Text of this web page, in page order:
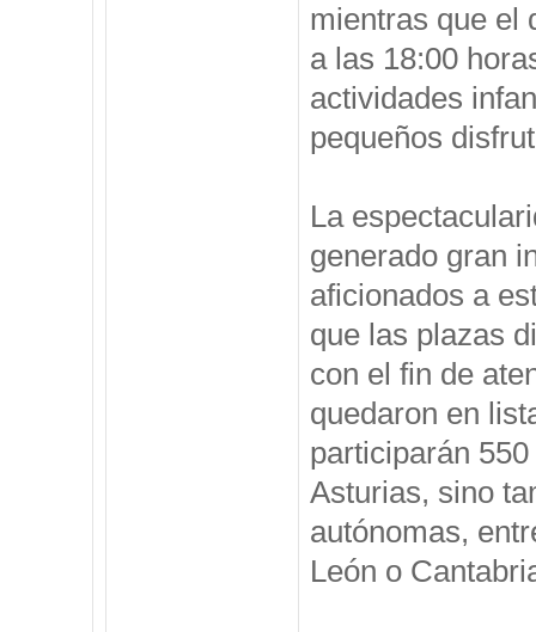
mientras que el
a las 18:00
actividades
pequeños
La
generado gran
aficionados a
que las plazas
con el fin de
quedaron en
participarán
Asturias, sino
autónomas,
León o